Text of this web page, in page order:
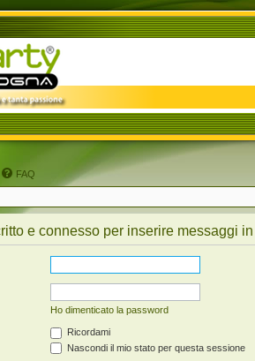
FAQ
e connesso per inserire messaggi
Ho dimenticato la password
Ricordami
Nascondi il mio stato per questa sessione